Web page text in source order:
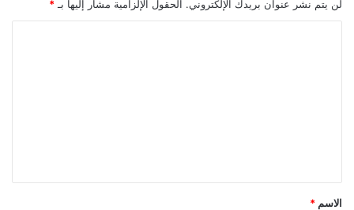
لن يتم نشر عنوان بريدك الإلكتروني. الحقول الإلزامية مشار إليها بـ *
*
الاسم *